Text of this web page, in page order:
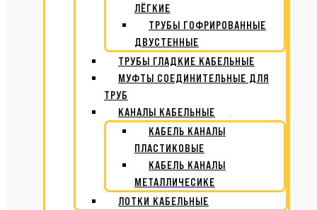
ЛЁГКИЕ
ТРУБЫ ГОФРИРОВАННЫЕ
ДВУСТЕННЫЕ
ТРУБЫ ГЛАДКИЕ КАБЕЛЬНЫЕ
МУФТЫ СОЕДИНИТЕЛЬНЫЕ ДЛЯ
ТРУБ
КАНАЛЫ КАБЕЛЬНЫЕ
КАБЕЛЬ КАНАЛЫ
ПЛАСТИКОВЫЕ
КАБЕЛЬ КАНАЛЫ
МЕТАЛЛИЧЕСИКЕ
ЛОТКИ КАБЕЛЬНЫЕ